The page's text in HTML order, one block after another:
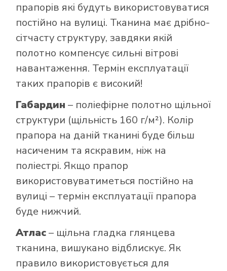
прапорів які будуть використовуватися
постійно на вулиці. Тканина має дрібно-
сітчасту структуру, завдяки якій
полотно компенсує сильні вітрові
навантаження. Термін експлуатації
таких прапорів є високий!
Габардин – поліефірне полотно щільної
структури (щільність 160 г/м²). Колір
прапора на даній тканині буде більш
насиченим та яскравим, ніж на
поліестрі. Якщо прапор
використовуватиметься постійно на
вулиці – термін експлуатації прапора
буде нижчий.
Атлас– щільна гладка глянцева
тканина, вишукано відблискує. Як
правило використовується для